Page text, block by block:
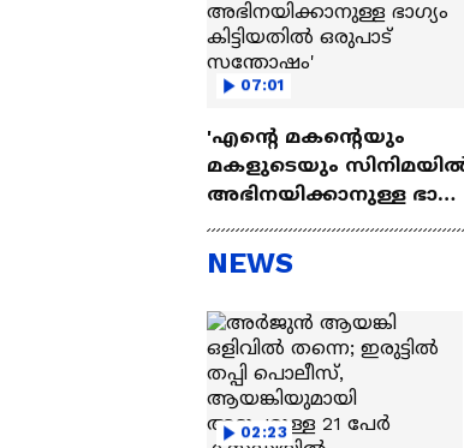
07:01
'എന്റെ മകന്റെയും
മകളുടെയും
അഭിനയിക്കാനുള്ള ഭാഗ്യം
കിട്ടിയതിൽ ഒരുപാട്
സന്തോഷം'
NEWS
02:23